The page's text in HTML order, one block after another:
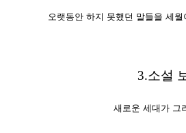
오랫동안 하지 못했던 말들을 세
3.소설
새로운 세대가 그